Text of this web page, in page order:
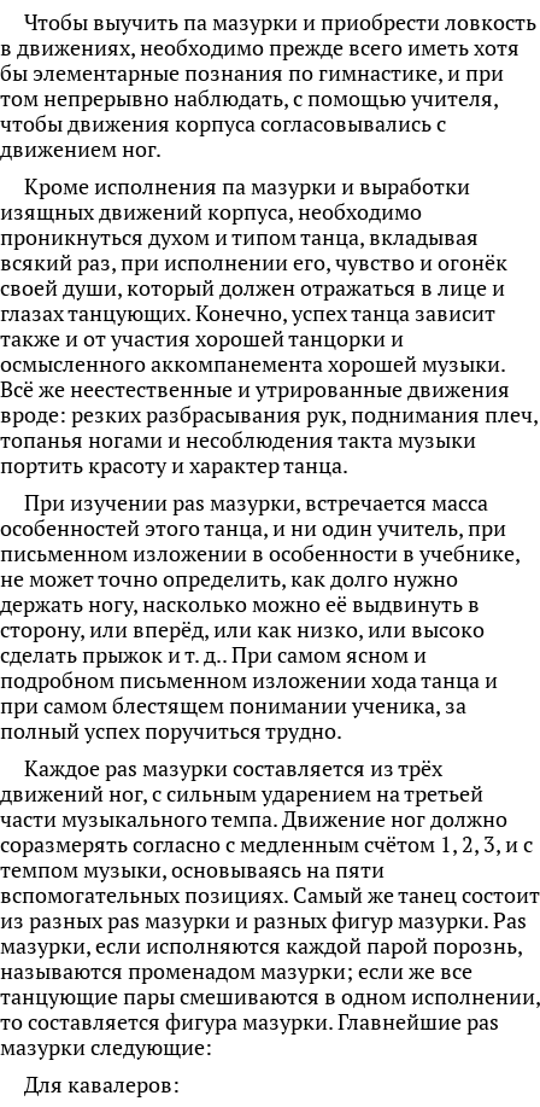
Чтобы выучить па мазурки и приобрести ловкость
в движениях, необходимо прежде всего иметь хотя
бы элементарные познания по гимнастике, и при
том непрерывно наблюдать, с помощью учителя,
чтобы движения корпуса согласовывались с
движением ног.
Кроме исполнения па мазурки и выработки
изящных движений корпуса, необходимо
проникнуться духом и типом танца, вкладывая
всякий раз, при исполнении его, чувство и огонёк
своей души, который должен отражаться в лице и
глазах танцующих. Конечно, успех танца зависит
также и от участия хорошей танцорки и
осмысленного аккомпанемента хорошей музыки.
Всё же неестественные и утрированные движения
вроде: резких разбрасывания рук, поднимания плеч,
топанья ногами и несоблюдения такта музыки
портить красоту и характер танца.
При изучении pas мазурки, встречается масса
особенностей этого танца, и ни один учитель, при
письменном изложении в особенности в учебнике,
не может точно определить, как долго нужно
держать ногу, насколько можно её выдвинуть в
сторону, или вперёд, или как низко, или высоко
сделать прыжок и т. д.. При самом ясном и
подробном письменном изложении хода танца и
при самом блестящем понимании ученика, за
полный успех поручиться трудно.
Каждое pas мазурки составляется из трёх
движений ног, с сильным ударением на третьей
части музыкального темпа. Движение ног должно
соразмерять согласно с медленным счётом 1, 2, 3, и с
темпом музыки, основываясь на пяти
вспомогательных позициях. Самый же танец состоит
из разных pas мазурки и разных фигур мазурки. Pas
мазурки, еслиисполняются каждой парой порознь,
называются променадом мазурки; если же все
танцующие пары смешиваются в одном исполнении,
то составляется фигура мазурки. Главнейшие pas
мазурки следующие:
Для кавалеров: